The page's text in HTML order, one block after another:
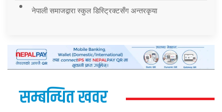
नेपाली समाजद्वारा स्कुल डिस्ट्रिक्टसँग अन्तरकृया
सम्बन्धित खवर